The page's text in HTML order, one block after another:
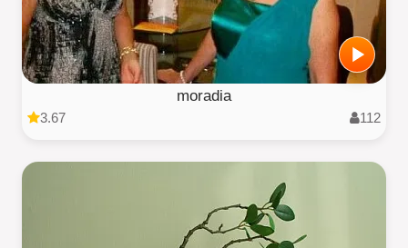
moradia
3.67 112